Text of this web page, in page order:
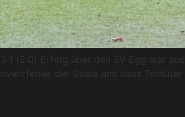
(2:0) Erfolg über den SV Egg war auch
der Gäste und dass Torhüter